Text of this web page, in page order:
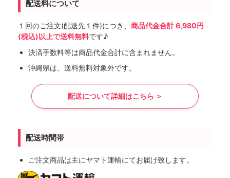
配送料について
１回のご注文(配送先１件)につき、 商品代金合計 6,980円
(税込)以上で送料無料です♪
決済手数料等は商品代金合計に含まれません。
沖縄県は、送料無料対象外です。
配送について詳細はこちら ＞
配送時間帯
ご注文商品は主にヤマト運輸にてお届け致します。